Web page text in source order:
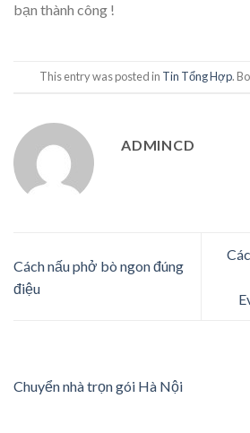
bạn thành công !
This entry was posted in Tin Tổng Hợp.
ADMINCD
Cách nấu phở bò ngon đúng
điệu
Chuyển nhà trọn gói Hà Nội